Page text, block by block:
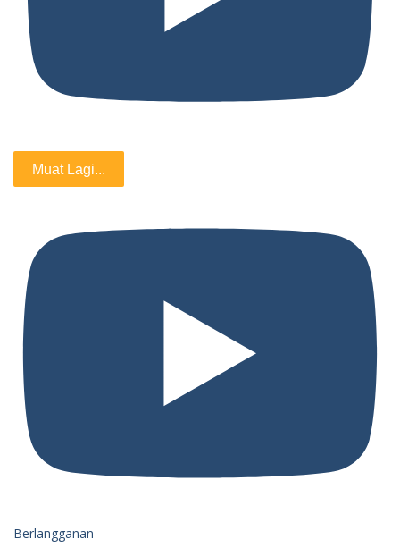
Muat Lagi...
Berlangganan